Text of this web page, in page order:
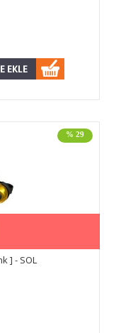
% 29
] - SOL